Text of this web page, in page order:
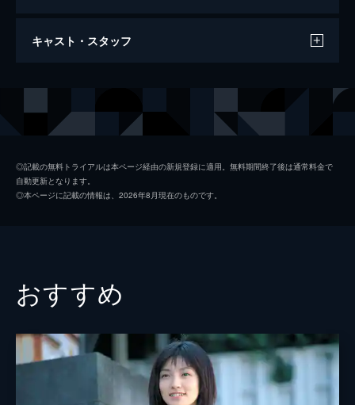
白夜
キャスト・スタッフ
相沢朋子 吉瀬美智子
脚本
◎記載の無料トライアルは本ページ経由の新規登録に適用。無料期間終了後は通常料金で
自動更新となります。
◎本ページに記載の情報は、2026年8月現在のものです。
おすすめ